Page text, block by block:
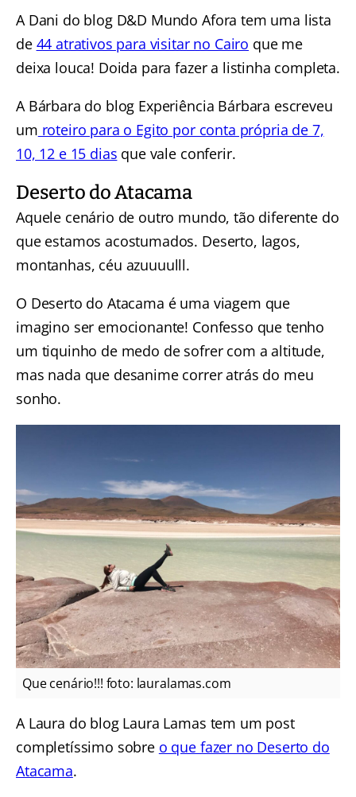
A Dani do blog D&D Mundo Afora tem uma lista
de 44 atrativos para visitar no Cairo que me
deixa louca! Doida para fazer a listinha completa.
A Bárbara do blog Experiência Bárbara escreveu
um roteiro para o Egito por conta própria de 7,
10, 12 e 15 dias que vale conferir.
Deserto do Atacama
Aquele cenário de outro mundo, tão diferente do
que estamos acostumados. Deserto, lagos,
montanhas, céu azuuuulll.
O Deserto do Atacama é uma viagem que
imagino ser emocionante! Confesso que tenho
um tiquinho de medo de sofrer com a altitude,
mas nada que desanime correr atrás do meu
sonho.
Que cenário!!! foto: lauralamas.com
A Laura do blog Laura Lamas tem um post
completíssimo sobre o que fazer no Deserto do
Atacama.